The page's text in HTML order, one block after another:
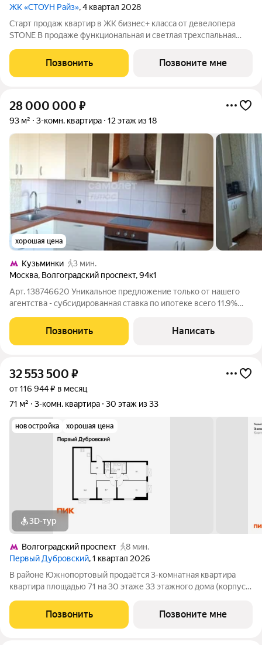
ЖК «СТОУН Райз», 4 квартал 2028
Старт продаж квартир в ЖК бизнес+ класса от девелопера
STONE В продаже функциональная и светлая трехспальная
реализации любого дизайн-решения, идеально подходящая
молодым парам, которые только
Позвонить Позвоните мне
28 000 000 ₽
93 м² 3-комн. квартира 12 этаж из 18
хорошая цена
Кузьминки
3 мин.
Москва, Волгоградский проспект,94к1
Арт. 138746620 Уникальное предложение только от нашего
агентства - субсидированная ставка по ипотеке всего 11.9%
вариант для семьи! Хотите жить в комфорте, не теряя времени
на ремонт, и при этом
Позвонить Написать
32 553 500 ₽
от 116 944 ₽ в месяц
71 м²
3-комн. квартира 30 этаж из 33
новостройка хорошая цена
3D-тур
Волгоградский проспект
8 мин.
Первый Дубровский, 1 квартал 2026
В районе Южнопортовый продаётся 3-комнатная квартира
квартира площадью 71 на 30 этаже 33 этажного дома (корпус
расположение 5 минут пешком до станции метро
«Волгоградский проспект». 7 минут на
Позвонить Позвоните мне